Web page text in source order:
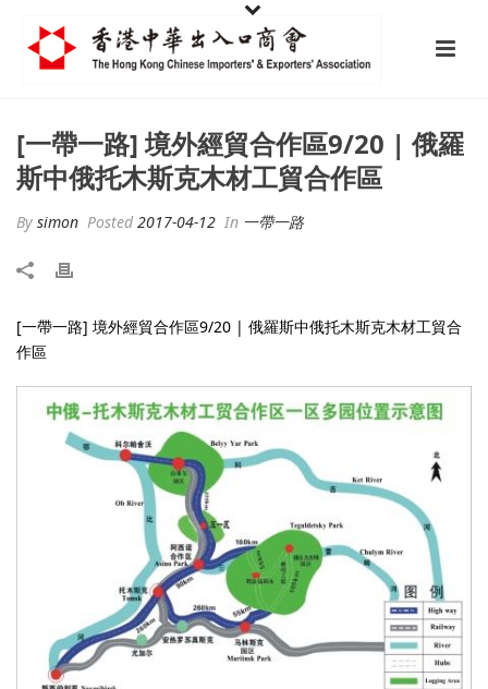
[一帶一路] 境外經貿合作區9/20 | 俄羅
斯中俄托木斯克木材工貿合作區
By simon Posted2017-04-12 In 一帶一路
[一帶一路] 境外經貿合作區9/20 | 俄羅斯中俄托木斯克木材工貿合
作區